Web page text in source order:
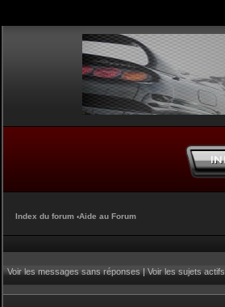
Index du forum ‹Aide au Forum
Voir les messages sans réponses|Voir les sujets actifs